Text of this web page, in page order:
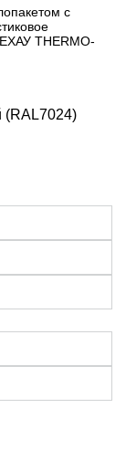
с
THERMO-
(RAL7024)